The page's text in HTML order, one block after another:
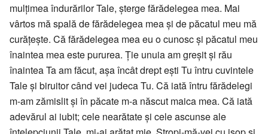
mulțimea îndurărilor Tale, șterge fărădelegea mea. Mai
vârtos mă spală de fărădelegea mea și de păcatul meu mă
curățește. Că fărădelegea mea eu o cunosc și păcatul meu
înaintea mea este pururea. Ție unuia am greșit și rău
înaintea Ta am făcut, așa încât drept ești Tu întru cuvintele
Tale și biruitor când vei judeca Tu. Că iată întru fărădelegi
m-am zămislit și în păcate m-a născut maica mea. Că iată
adevărul ai iubit; cele nearătate și cele ascunse ale